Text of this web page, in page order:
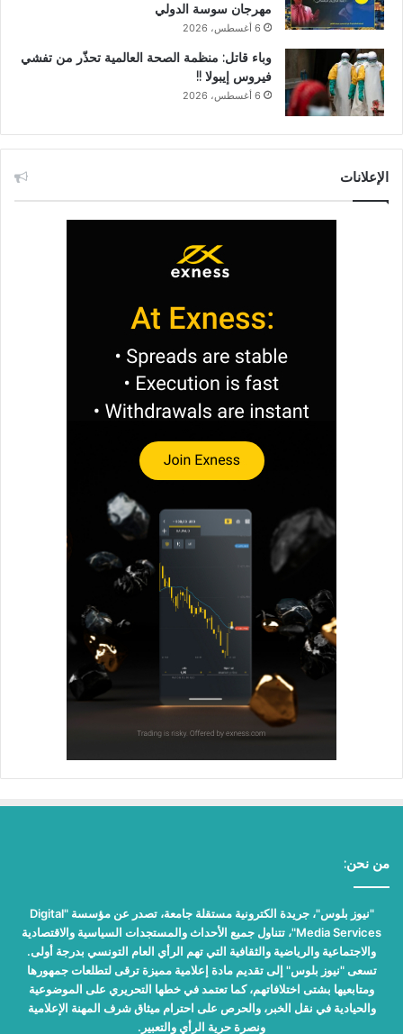
مهرجان سوسة الدولي
6 أغسطس، 2026
وباء قاتل: منظمة الصحة العالمية تحذّر من تفشي
فيروس إيبولا !!
6 أغسطس، 2026
الإعلانات
من نحن:
"نيوز بلوس"، جريدة الكترونية مستقلة جامعة، تصدر عن مؤسسة "Digital
Media Services"، تتناول جميع الأحداث والمستجدات السياسية والاقتصادية
والاجتماعية والرياضية والثقافية التي تهم الرأي العام التونسي بدرجة أولى.
تسعى "نيوز بلوس" إلى تقديم مادة إعلامية مميزة ترقى لتطلعات جمهورها
ومتابعيها بشتى اختلافاتهم، كما تعتمد في خطها التحريري على الموضوعية
والحيادية في نقل الخبر، والحرص على احترام ميثاق شرف المهنة الإعلامية
ونصرة حرية الرأي والتعبير.